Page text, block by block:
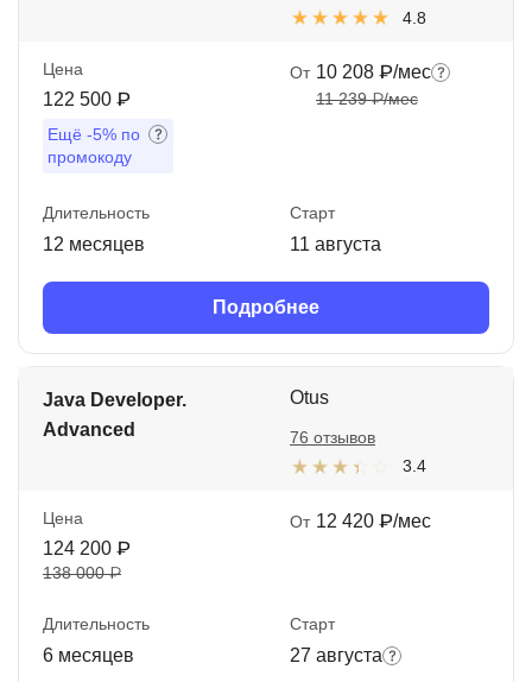
4.8
Цена
122 500 ₽
Ещё -5% по
промокоду
От 10 208 ₽/мес
11 239 ₽/мес
Длительность
12 месяцев
Старт
11 августа
Подробнее
Java Developer.
Advanced
Otus
3.4
76 отзывов
Цена
124 200 ₽
138 000 ₽
От 12 420 ₽/мес
Длительность
6 месяцев
Старт
27 августа